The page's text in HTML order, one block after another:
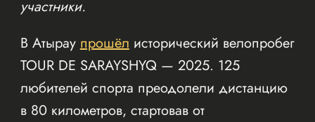
участники.
В Атыраупрошёлисторический велопробег
TOUR DE SARAYSHYQ — 2025. 125
любителей спорта преодолели дистанцию
в 80 километров, стартовав от